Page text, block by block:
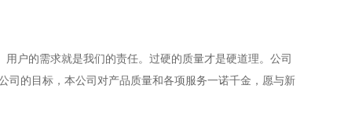
户的需求就是我们的责任。过硬的质量才是硬道理。公司
司的目标，本公司对产品质量和各项服务一诺千金，愿与新